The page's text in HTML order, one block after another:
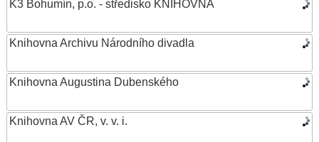
K3 Bohumín, p.o. - středisko KNIHOVNA
Knihovna Archivu Národního divadla
Knihovna Augustina Dubenského
Knihovna AV ČR, v. v. i.